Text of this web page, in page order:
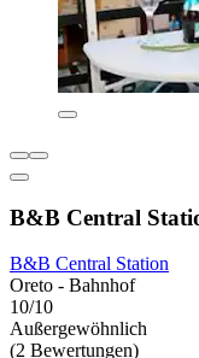
B&B Central
B&B Central Station
Oreto - Bahnhof
10/10
Außergewöhnlich
(2 Bewertungen)